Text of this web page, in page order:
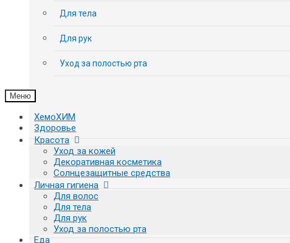
Меню
ХемоХИМ
Здоровье
Красота
Уход за кожей
Декоративная косметика
Солнцезащитные средства
Личная гигиена
Для волос
Для тела
Для рук
Уход за полостью рта
Еда
Для тела
Для рук
Уход за полостью рта